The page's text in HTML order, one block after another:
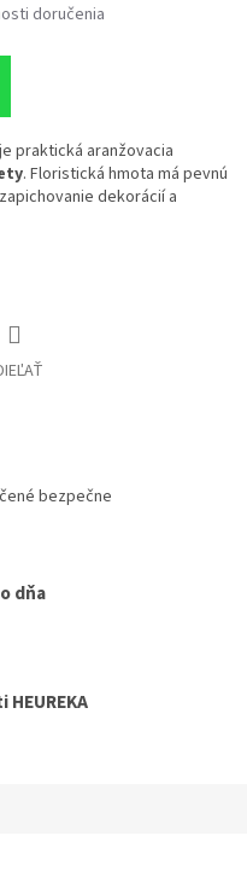
doručenia
je praktická aranžovacia
. Floristická hmota má pevnú
dekorácií a
bezpečne
dňa